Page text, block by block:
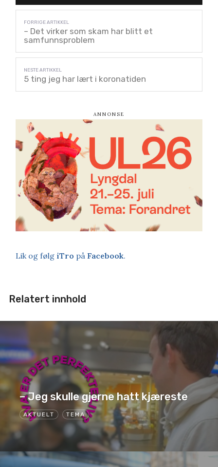
– Det virker som skam har blitt et
samfunnsproblem
5 ting jeg har lært i koronatiden
Lik og følg iTro på Facebook.
Relatert innhold
AKTUELT TEMA
– Jeg skulle gjerne hatt kjæreste